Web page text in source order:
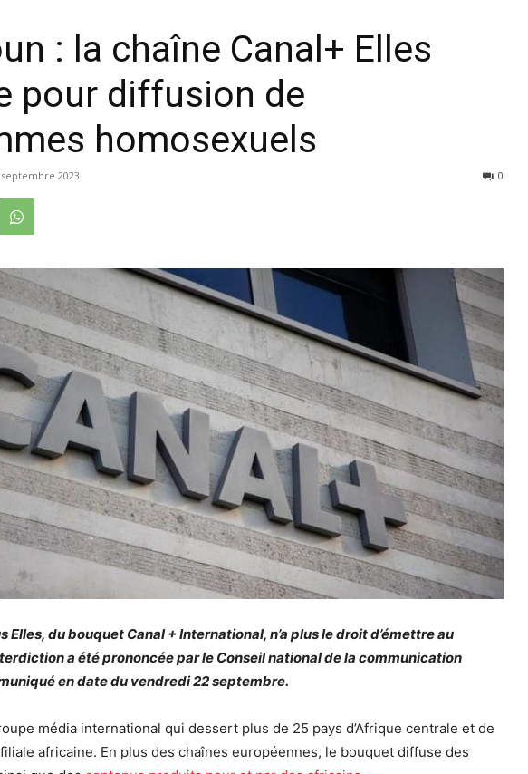
: la chaîne Canal+ Elles
pour diffusion de
homosexuels
2023 0
Elles, du bouquet Canal + International, n’a plus le droit d’émettre au
a été prononcée par le Conseil national de la communication
en date du vendredi 22 septembre.
média international qui dessert plus de 25 pays d’Afrique centrale et de
filiale africaine. En plus des chaînes européennes, le bouquet diffuse des